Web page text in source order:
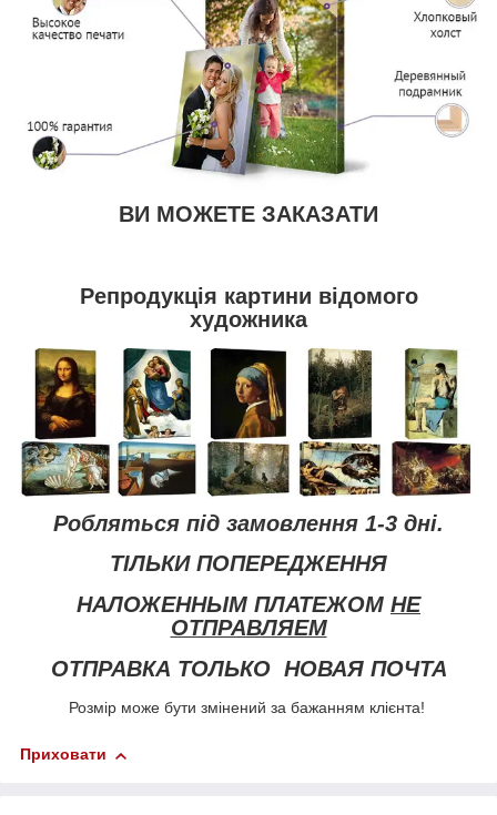
ВИ МОЖЕТЕ ЗАКАЗАТИ
Репродукція картини відомого
художника
Робляться під замовлення 1-3 дні.
ТІЛЬКИ ПОПЕРЕДЖЕННЯ
НАЛОЖЕННЫМ ПЛАТЕЖОМ НЕ
ОТПРАВЛЯЕМ
ОТПРАВКА ТОЛЬКО НОВАЯ ПОЧТА
Розмір може бути змінений за бажанням клієнта!
Приховати